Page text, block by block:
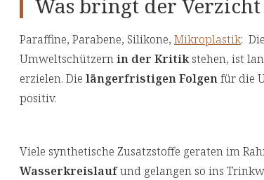
Was bringt der
Paraffine, Parabene, Silikone, Mikroplastik:
Umweltschützernin der Kritikstehen, ist
erzielen. Die längerfristigen Folgenfür die
positiv.
Viele synthetische Zusatzstoffe geraten im
Wasserkreislaufund gelangen so ins